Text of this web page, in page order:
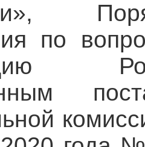
по